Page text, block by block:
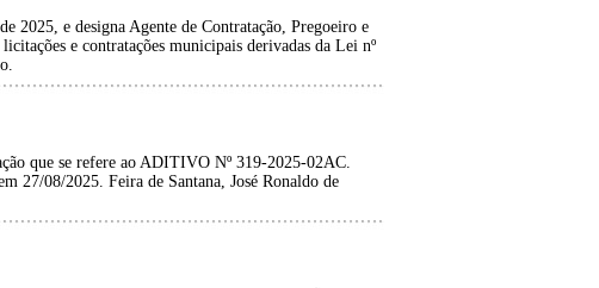
2025, e designa Agente de Contratação, Pregoeiro e
e contratações municipais derivadas da Lei nº
que se refere ao ADITIVO Nº 319-2025-02AC.
27/08/2025. Feira de Santana, José Ronaldo de